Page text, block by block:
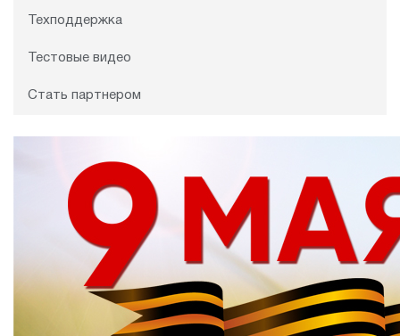
Техподдержка
Тестовые видео
Стать партнером